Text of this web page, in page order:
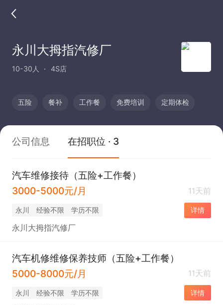
永川大拇指汽修厂
10-30人 4S店
五险 餐补 工作餐 免费培训 定期体检
公司信息 在招职位 · 3
汽车维修接待（五险+工作餐）
3000-5000元/月
11天前
永川 经验不限 学历不限 详情
永川大拇指汽修厂
汽车机修维修保养技师（五险+工作餐）
5000-8000元/月
11天前
永川 经验不限 学历不限 详情